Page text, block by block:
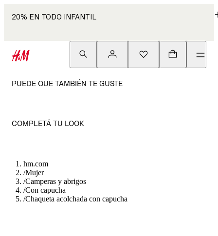
20% EN TODO INFANTIL
PUEDE QUE TAMBIÉN TE GUSTE
COMPLETÁ TU LOOK
hm.com
/Mujer
/Camperas y abrigos
/Con capucha
/Chaqueta acolchada con capucha